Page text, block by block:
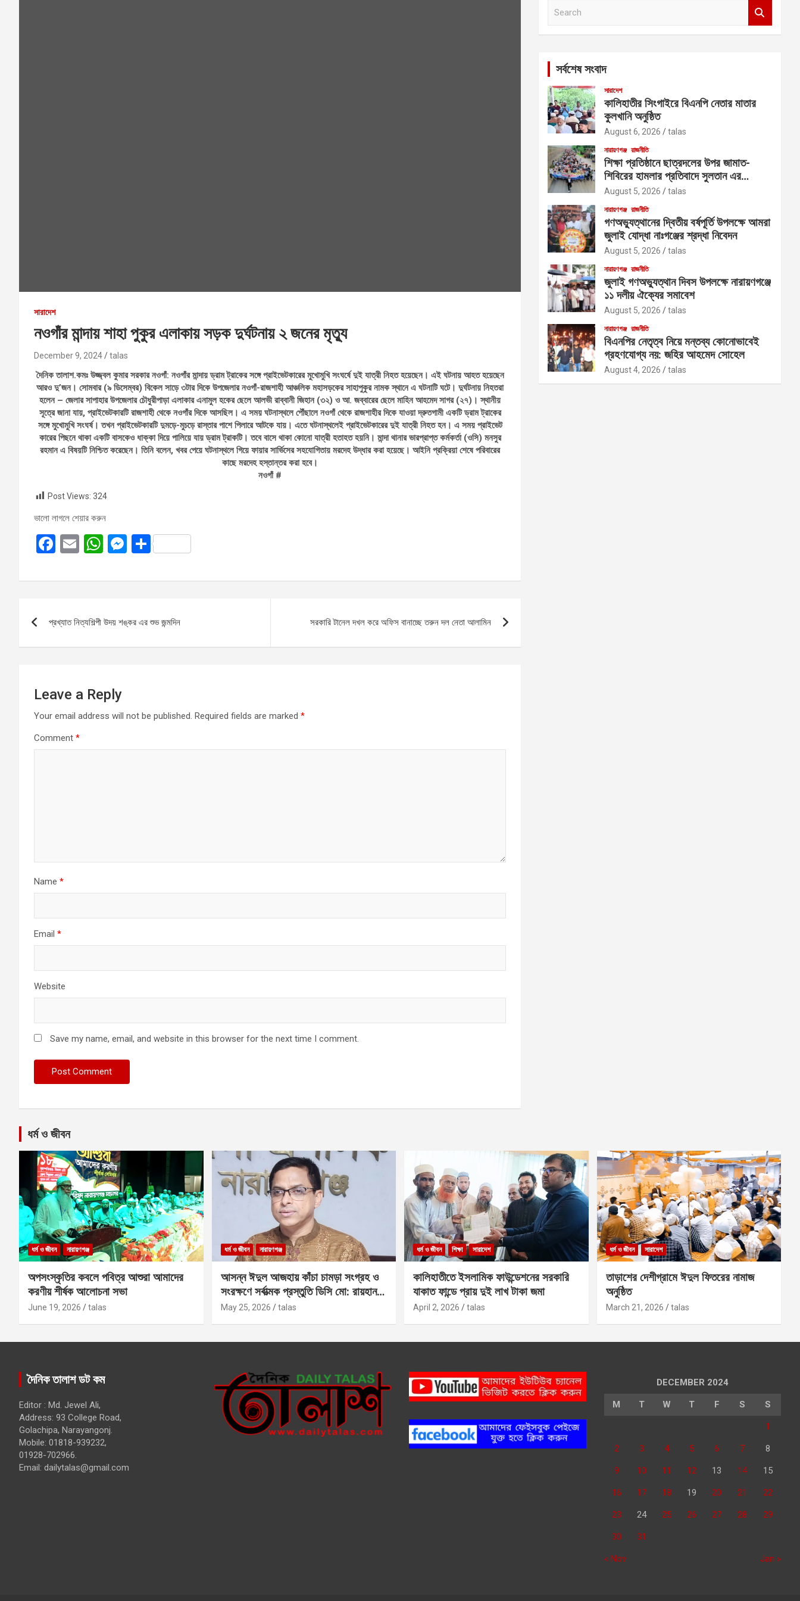
সারাদেশ
নওগাঁর মান্দায় শাহা পুকুর এলাকায় সড়ক দুর্ঘটনায় ২ জনের মৃত্যু
December 9, 2024 talas
দৈনিক তালাশ.কমঃ উজ্জ্বল কুমার সরকার নওগাঁ: নওগাঁর মান্দায় ড্রাম ট্রাকের সঙ্গে প্রাইভেটকারের মুখোমুখি সংঘর্ষে দুই যাত্রী নিহত হয়েছেন। এই ঘটনায় আহত হয়েছেন
আরও দু’জন। সোমবার (৯ ডিসেম্বর) বিকেল সাড়ে ৩টার দিকে উপজেলার নওগাঁ-রাজশাহী আঞ্চলিক মহাসড়কের সাহাপুকুর নামক স্থানে এ ঘটনাটি ঘটে। দুর্ঘটনায় নিহতরা
হলেন – জেলার সাপাহার উপজেলার চৌধুরীপাড়া এলাকার এনামুল হকের ছেলে আলভী রাব্বানী জিহান (৩২) ও আ. জব্বারের ছেলে মাহিন আহমেদ সাগর (২৭)। স্থানীয়
সূত্রে জানা যায়, প্রাইভেটকারটি রাজশাহী থেকে নওগাঁর দিকে আসছিল। এ সময় ঘটনাস্থলে পৌঁছালে নওগাঁ থেকে রাজশাহীর দিকে যাওয়া দ্রুতগামী একটি ড্রাম ট্রাকের
সঙ্গে মুখোমুখি সংঘর্ষ। তখন প্রাইভেটকারটি দুমড়ে-মুচড়ে রাস্তার পাশে পিলারে আটকে যায়। এতে ঘটনাস্থলেই প্রাইভেটকারের দুই যাত্রী নিহত হন। এ সময় প্রাইভেট
কারের পিছনে থাকা একটি বাসকেও ধাক্কা দিয়ে পালিয়ে যায় ড্রাম ট্রাকটি। তবে বাসে থাকা কোনো যাত্রী হতাহত হয়নি। মান্দা থানার ভারপ্রাপ্ত কর্মকর্তা (ওসি) মনসুর
রহমান এ বিষয়টি নিশ্চিত করেছেন। তিনি বলেন, খবর পেয়ে ঘটনাস্থলে গিয়ে ফায়ার সার্ভিসের সহযোগিতায় মরদেহ উদ্ধার করা হয়েছে। আইনি প্রক্রিয়া শেষে পরিবারের
কাছে মরদেহ হস্তান্তর করা হবে।
নওগাঁ #
Post Views: 324
ভালো লাগলে শেয়ার করুন
F
ce
o
E
ail
W
at
A
M
se
g
S
ar
navigation
প্রখ্যাত নিত্যশিল্পী উদয় শঙ্কর এর শুভ জন্মদিন সরকারি টানেল দখল করে অফিস বানাচ্ছে তরুন দল নেতা আলামিন
Leave a Reply
Your email address will not be published. Required fields are marked *
Comment *
Name *
Email *
Website
Save my name, email, and website in this browser for the next time I comment.
সর্বশেষ সংবাদ
সারাদেশ
কালিহাতীর সিংগাইরে বিএনপি নেতার মাতার
কুলখানি অনুষ্ঠিত
August 6, 2026 talas
নারায়ণগঞ্জ রাজনীতি
শিক্ষা প্রতিষ্ঠানে ছাত্রদলের উপর জামাত-
শিবিরের হামলার প্রতিবাদে সুলতান এর
নেতৃত্বে বিক্ষোভ
August 5, 2026 talas
নারায়ণগঞ্জ রাজনীতি
গণঅভ্যুত্থানের দ্বিতীয় বর্ষপূর্তি উপলক্ষে আমরা
জুলাই যোদ্ধা নাঃগঞ্জের শ্রদ্ধা নিবেদন
August 5, 2026 talas
নারায়ণগঞ্জ রাজনীতি
জুলাই গণঅভ্যুত্থান দিবস উপলক্ষে নারায়ণগঞ্জে
১১ দলীয় ঐক্যের সমাবেশ
August 5, 2026 talas
নারায়ণগঞ্জ রাজনীতি
বিএনপির নেতৃত্ব নিয়ে মন্তব্য কোনোভাবেই
গ্রহণযোগ্য নয়: জহির আহমেদ সোহেল
August 4, 2026 talas
ধর্ম ও জীবন
ধর্ম ও জীবন নারায়ণগঞ্জ
অপসংস্কৃতির কবলে পবিত্র আশুরা আমাদের
করণীয় শীর্ষক আলোচনা সভা
June 19, 2026 talas
ধর্ম ও জীবন নারায়ণগঞ্জ
আসন্ন ঈদুল আজহায় কাঁচা চামড়া সংগ্রহ ও
সংরক্ষণে সর্বাত্মক প্রস্তুতি ডিসি মো: রায়হান
কবির
May 25, 2026 talas
ধর্ম ও জীবন শিক্ষা সারাদেশ
কালিহাতীতে ইসলামিক ফাউন্ডেশনের সরকারি
যাকাত ফান্ডে প্রায় দুই লাখ টাকা জমা
April 2, 2026 talas
ধর্ম ও জীবন সারাদেশ
তাড়াশের দেশীগ্রামে ঈদুল ফিতরের নামাজ
অনুষ্ঠিত
March 21, 2026 talas
দৈনিক তালাশ ডট কম
Editor : Md. Jewel Ali,
Address: 93 College Road,
Golachipa, Narayangonj.
Mobile: 01818-939232,
01928-702966.
Email: dailytalas@gmail.com
DECEMBER 2024
M T W T F S S
1
2 3 4 5 6 7 8
9 10 11 12 13 14 15
16 17 18 19 20 21 22
23 24 25 26 27 28 29
30 31
« Nov Jan »